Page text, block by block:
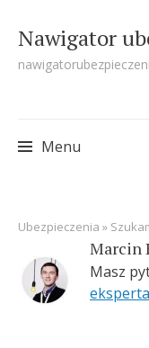
Nawigator
Menu
to
content
Ubezpieczenia »
Marcin
Masz
eksperta